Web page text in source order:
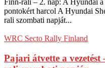
pontokért harcol A Hyundai
rali szombati napját...
WRC Secto Rally Finland
Pajari átvette a